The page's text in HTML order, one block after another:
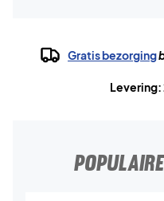
Gratis bezorging